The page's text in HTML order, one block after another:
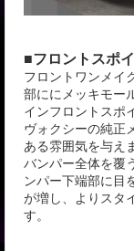
■フロントスポ
フロントワンメイ
部ににメッキモー
インフロントスポ
ヴォクシーの純正
ある雰囲気を与え
バンパー全体を覆
ンパー下端部に目
が増し、よりスタ
す。